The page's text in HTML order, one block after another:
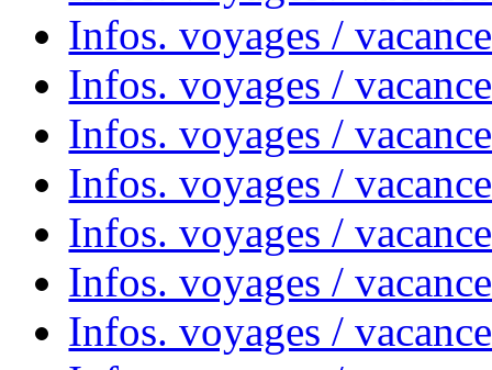
Infos. voyages /
Infos. voyages /
Infos. voyages /
Infos. voyages /
Infos. voyages /
Infos. voyages /
Infos. voyages /